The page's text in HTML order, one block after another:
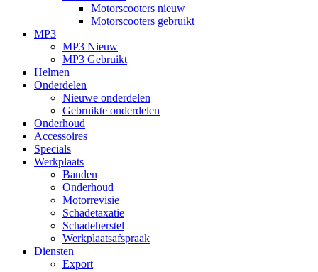
Motorscooters nieuw
Motorscooters gebruikt
MP3
MP3 Nieuw
MP3 Gebruikt
Helmen
Onderdelen
Nieuwe onderdelen
Gebruikte onderdelen
Onderhoud
Accessoires
Specials
Werkplaats
Banden
Onderhoud
Motorrevisie
Schadetaxatie
Schadeherstel
Werkplaatsafspraak
Diensten
Export